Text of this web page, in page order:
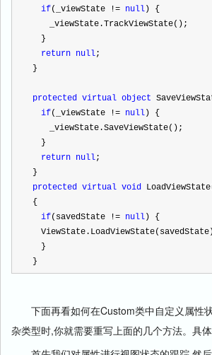
if(_viewState != null) {
_viewState.TrackViewState();
}
return null;
}
protected virtual object
if(_viewState != null) {
_viewState.SaveViewState();
}
return null;
}
protected virtual void
{
if(savedState != null) {
}
}
下面再看如何在Custom类中自定义属性
杂类型时,你就需要重写上面的几个方法。具